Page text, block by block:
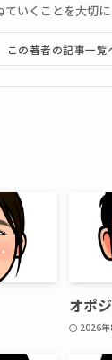
いくことを大切に
この著者の記事一覧
オポ
2026